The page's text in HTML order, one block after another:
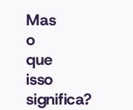
Mas
o
que
isso
significa?